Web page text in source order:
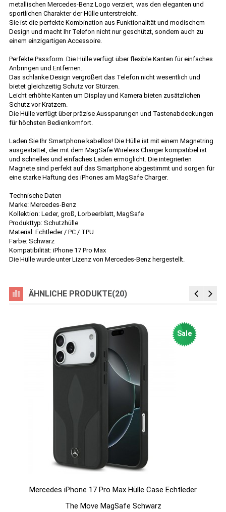
metallischen Mercedes-Benz Logo verziert, was den eleganten und
sportlichen Charakter der Hülle unterstreicht.
Sie ist die perfekte Kombination aus Funktionalität und modischem
Design und macht Ihr Telefon nicht nur geschützt, sondern auch zu
einem einzigartigen Accessoire.
Perfekte Passform. Die Hülle verfügt über flexible Kanten für einfaches
Anbringen und Entfernen.
Das schlanke Design vergrößert das Telefon nicht wesentlich und
bietet gleichzeitig Schutz vor Stürzen.
Leicht erhöhte Kanten um Display und Kamera bieten zusätzlichen
Schutz vor Kratzern.
Die Hülle verfügt über präzise Aussparungen und Tastenabdeckungen
für höchsten Bedienkomfort.
Laden Sie Ihr Smartphone kabellos! Die Hülle ist mit einem Magnetring
ausgestattet, der mit dem MagSafe Wireless Charger kompatibel ist
und schnelles und einfaches Laden ermöglicht. Die integrierten
Magnete sind perfekt auf das Smartphone abgestimmt und sorgen für
eine starke Haftung des iPhones am MagSafe Charger.
Technische Daten
Marke: Mercedes-Benz
Kollektion: Leder, groß, Lorbeerblatt, MagSafe
Produkttyp: Schutzhülle
Material: Echtleder / PC / TPU
Farbe: Schwarz
Kompatibilität: iPhone 17 Pro Max
Die Hülle wurde unter Lizenz von Mercedes-Benz hergestellt.
ÄHNLICHE PRODUKTE(20)
Sale
Mercedes iPhone 17 Pro Max Hülle Case Echtleder
The Move MagSafe Schwarz